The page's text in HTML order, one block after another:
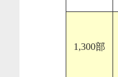
1,300部